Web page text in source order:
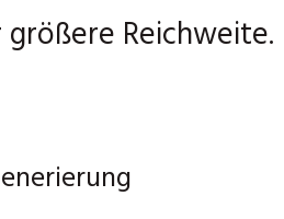
Reichweite.